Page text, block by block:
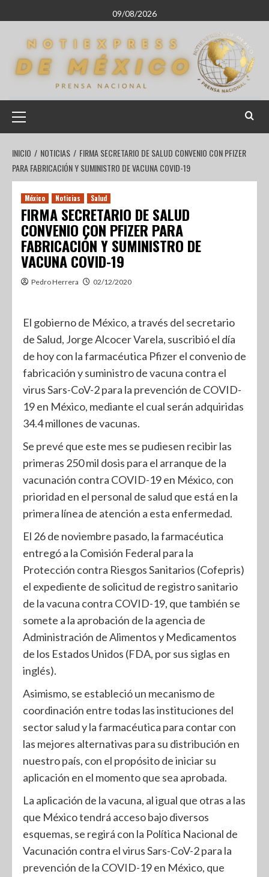
09/08/2026
INICIO NOTICIAS
FIRMA SECRETARIO DE SALUD CONVENIO CON PFIZER
PARA FABRICACIÓN Y SUMINISTRO DE VACUNA COVID-19
México Noticias Salud
FIRMA SECRETARIO DE SALUD
CONVENIO CON PFIZER PARA
FABRICACIÓN Y SUMINISTRO DE
VACUNA COVID-19
Pedro Herrera 02/12/2020
El gobierno de México, a través del secretario
de Salud, Jorge Alcocer Varela, suscribió el día
de hoy con la farmacéutica Pfizer el convenio de
fabricación y suministro de vacuna contra el
virus Sars-CoV-2 para la prevención de COVID-
19 en México, mediante el cual serán adquiridas
34.4 millones de vacunas.
Se prevé que este mes se pudiesen recibir las
primeras 250 mil dosis para el arranque de la
vacunación contra COVID-19 en México, con
prioridad en el personal de salud que está en la
primera línea de atención a esta enfermedad.
El 26 de noviembre pasado, la farmacéutica
entregó a la Comisión Federal para la
Protección contra Riesgos Sanitarios (Cofepris)
el expediente de solicitud de registro sanitario
de la vacuna contra COVID-19, que también se
somete a la aprobación de la agencia de
Administración de Alimentos y Medicamentos
de los Estados Unidos (FDA, por sus siglas en
inglés).
Asimismo, se estableció un mecanismo de
coordinación entre todas las instituciones del
sector salud y la farmacéutica para contar con
las mejores alternativas para su distribución en
nuestro país, con el propósito de iniciar su
aplicación en el momento que sea aprobada.
La aplicación de la vacuna, al igual que otras a las
que México tendrá acceso bajo diversos
esquemas, se regirá con la Política Nacional de
Vacunación contra el virus Sars-CoV-2 para la
prevención de la COVID-19 en México, que